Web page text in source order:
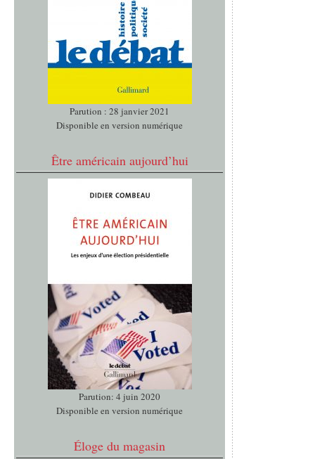
Parution : 28 janvier 2021
Disponible en version numérique
Être américain aujourd’hui
Parution: 4 juin 2020
Disponible en version numérique
Éloge du magasin